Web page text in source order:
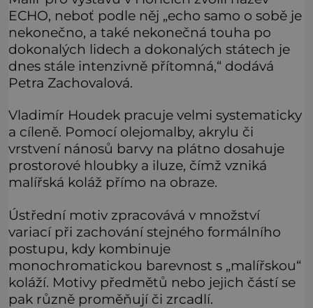
ECHO, neboť podle něj „echo samo o sobě je
nekonečno, a také nekonečná touha po
dokonalých lidech a dokonalých státech je
dnes stále intenzivně přítomná,“ dodává
Petra Zachovalová.
Vladimír Houdek pracuje velmi systematicky
a cíleně. Pomocí olejomalby, akrylu či
vrstvení nánosů barvy na plátno dosahuje
prostorové hloubky a iluze, čímž vzniká
malířská koláž přímo na obraze.
Ústřední motiv zpracovává v množství
variací při zachování stejného formálního
postupu, kdy kombinuje
monochromatickou barevnost s „malířskou“
koláží. Motivy předmětů nebo jejich částí se
pak různě proměňují či zrcadlí.